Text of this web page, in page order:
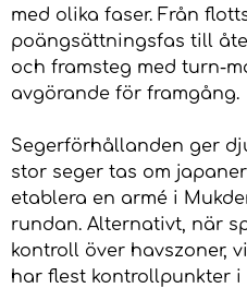
med olika faser. Från
poängsättningsfas till
och framsteg med turn-
avgörande för framgång.
Segerförhållanden ger
stor seger tas om
etablera en armé i
rundan. Alternativt, när
kontroll över havszoner,
har flest kontrollpunkter i